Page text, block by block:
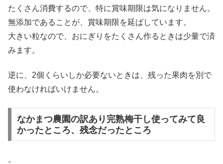
たくさん消費するので、特に賞味期限は気になりません。
無添加であることが、賞味期限を延ばしています。
大きい粒なので、おにぎりをたくさん作るときは少量で済
みます。
逆に、2個くらいしか必要ないときは、残った果肉を別で
使わなければいけません。
なかまつ農園の訳あり完熟梅干し使ってみて良
かったところ、残念だったところ
。